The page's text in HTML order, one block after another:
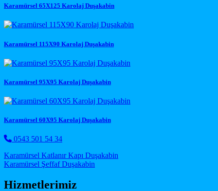
Karamürsel 65X125 Karolaj Duşakabin
Karamürsel 115X90 Karolaj Duşakabin
Karamürsel 95X95 Karolaj Duşakabin
Karamürsel 60X95 Karolaj Duşakabin
0543 501 54 34
Post navigation
Karamürsel Katlanır Kapı Duşakabin
Karamürsel Şeffaf Duşakabin
Hizmetlerimiz